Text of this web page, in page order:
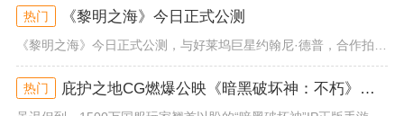
热门 《黎明之海》今日正式公测
热门 庇护之地CG燃爆公映《暗黑破坏神：不朽》今日全平台上线